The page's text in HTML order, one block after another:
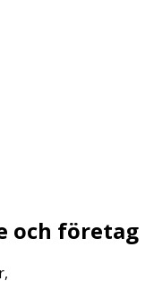
och företag